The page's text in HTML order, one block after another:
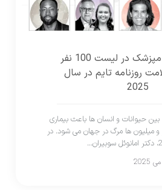
انتخاب یک دامپزشک در لیست 100 نفر
روزنامه تایم در سال
2025
بین حیوانات و انسان ها باعث بیماری
و میلیون ها مرگ در جهان می شود. در